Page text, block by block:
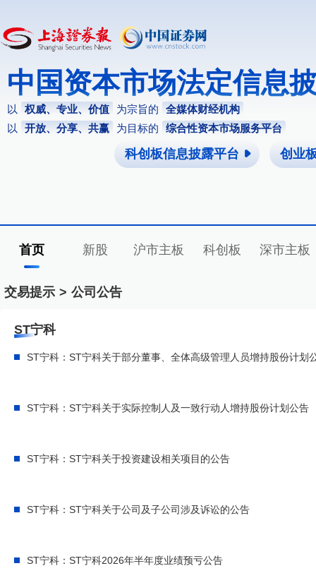
中国资本市场法定信息
以 权威、专业、价值 为宗旨的
全媒体财经机构
以
开放、分享、共赢 为目标的 综合性资本市场服务平台
科创板信息披露平台 创业
首页 新股 沪市主板 科创板 深市主板
交易提示 > 公司公告
ST宁科
ST宁科：ST宁科关于部分董事、全体高级管理人员增持股份计划
ST宁科：ST宁科关于实际控制人及一致行动人增持股份计划公告
ST宁科：ST宁科关于投资建设相关项目的公告
ST宁科：ST宁科关于公司及子公司涉及诉讼的公告
ST宁科：ST宁科2026年半年度业绩预亏公告